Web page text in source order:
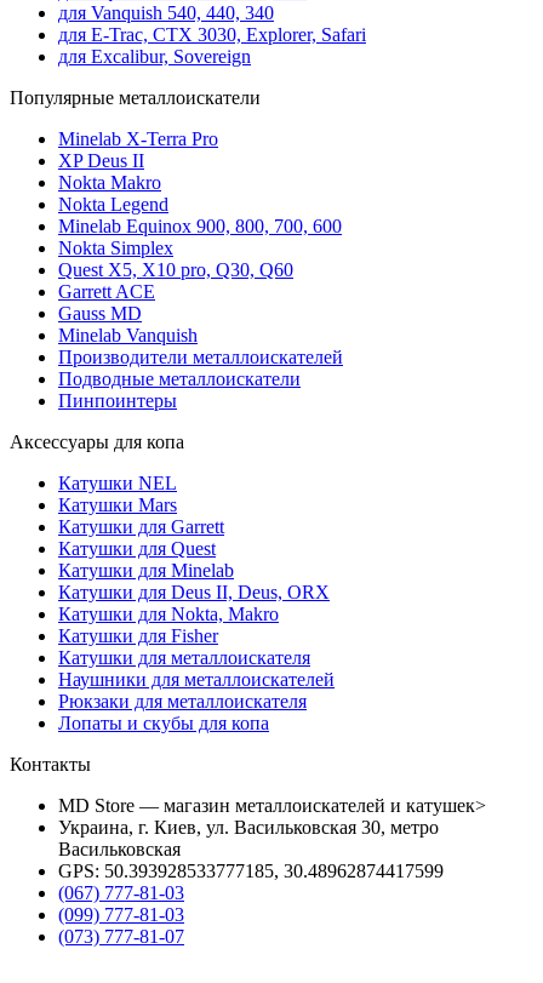
для Vanquish 540, 440, 340
для E-Trac, CTX 3030, Explorer, Safari
для Excalibur, Sovereign
Популярные металлоискатели
Minelab X-Terra Pro
XP Deus II
Nokta Makro
Nokta Legend
Minelab Equinox 900, 800, 700, 600
Nokta Simplex
Quest X5, X10 pro, Q30, Q60
Garrett ACE
Gauss MD
Minelab Vanquish
Производители металлоискателей
Подводные металлоискатели
Пинпоинтеры
Аксессуары для копа
Катушки NEL
Катушки Mars
Катушки для Garrett
Катушки для Quest
Катушки для Minelab
Катушки для Deus II, Deus, ORX
Катушки для Nokta, Makro
Катушки для Fisher
Катушки для металлоискателя
Наушники для металлоискателей
Рюкзаки для металлоискателя
Лопаты и скубы для копа
Контакты
MD Store — магазин металлоискателей и катушек>
Украина, г. Киев, ул. Васильковская 30, метро
Васильковская
GPS: 50.393928533777185, 30.48962874417599
(067) 777-81-03
(099) 777-81-03
(073) 777-81-07